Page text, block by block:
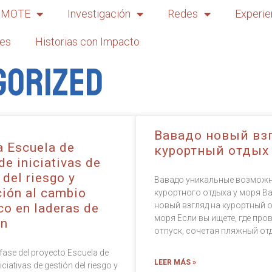
Investigación Redes
Historias con Impacto
Escuela de
iniciativas de
riesgo y
al cambio
en laderas de
del proyecto Escuela de
de gestión del riesgo y
Вавадо новый
курортный
Вавадо уникальные
курортного отдыха у моря
новый взгляд на курортный
моря Если вы ищете, где
отпуск, сочетая пляжный
LEER MÁS »